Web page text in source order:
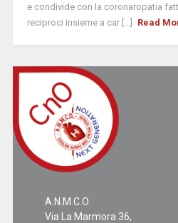
e condivide con la coronaropatia
reciproci insieme a car [...]
Read
A.N.M.C.O.
Via La Marmora 36,